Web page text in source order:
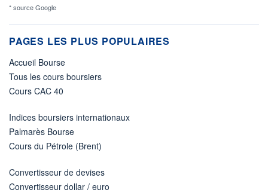
* source Google
PAGES LES PLUS POPULAIRES
Accueil Bourse
Tous les cours boursiers
Cours CAC 40
Indices boursiers internationaux
Palmarès Bourse
Cours du Pétrole (Brent)
Convertisseur de devises
Convertisseur dollar / euro